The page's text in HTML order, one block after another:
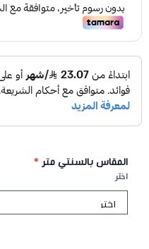
المقاس بالسنتي متر *
اختر